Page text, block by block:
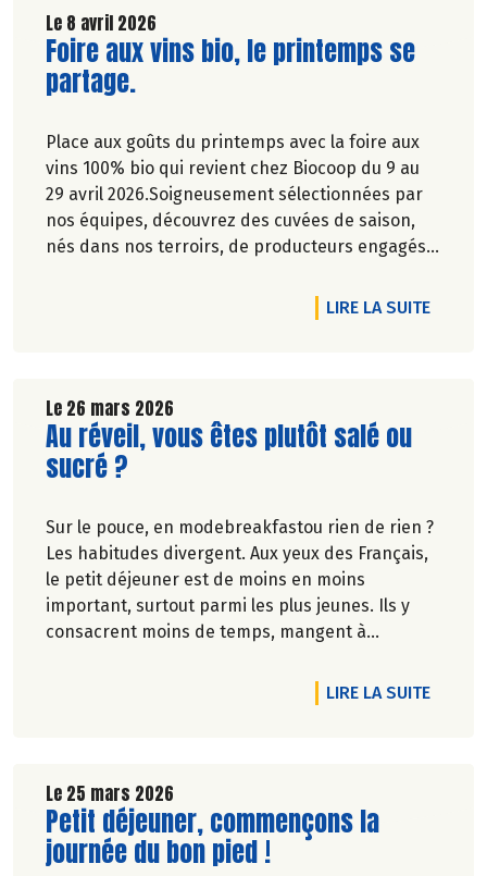
Le 8 avril 2026
Lire la suite de l'article
Foire aux vins bio, le printemps se
partage.
Place aux goûts du printemps avec la foire aux
vins 100% bio qui revient chez Biocoop du 9 au
29 avril 2026.Soigneusement sélectionnées par
nos équipes, découvrez des cuvées de saison,
nés dans nos terroirs, de producteurs engagés
LIRE LA SUITEDE
Le 26 mars 2026
Lire la suite de l'article
Au réveil, vous êtes plutôt salé ou
sucré ?
Sur le pouce, en modebreakfastou rien de rien ?
Les habitudes divergent. Aux yeux des Français,
le petit déjeuner est de moins en moins
important, surtout parmi les plus jeunes. Ils y
consacrent moins de temps, mangent à
LIRE LA SUITEDE
Le 25 mars 2026
Lire la suite de l'article
Petit déjeuner, commençons la
journée du bon pied !